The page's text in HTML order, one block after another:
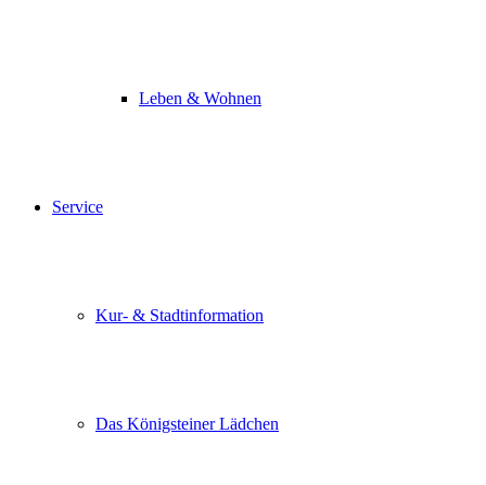
Leben & Wohnen
Service
Kur- & Stadtinformation
Das Königsteiner Lädchen